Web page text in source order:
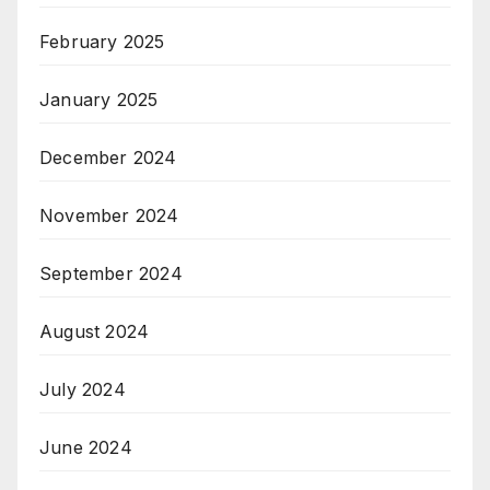
February 2025
January 2025
December 2024
November 2024
September 2024
August 2024
July 2024
June 2024